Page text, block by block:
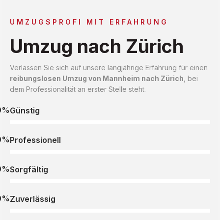
UMZUGSPROFI MIT ERFAHRUNG
Umzug nach Zürich
Verlassen Sie sich auf unsere langjährige Erfahrung für einen
reibungslosen Umzug von Mannheim nach Zürich , bei
dem Professionalität an erster Stelle steht.
Günstig
Professionell
Sorgfältig
Zuverlässig